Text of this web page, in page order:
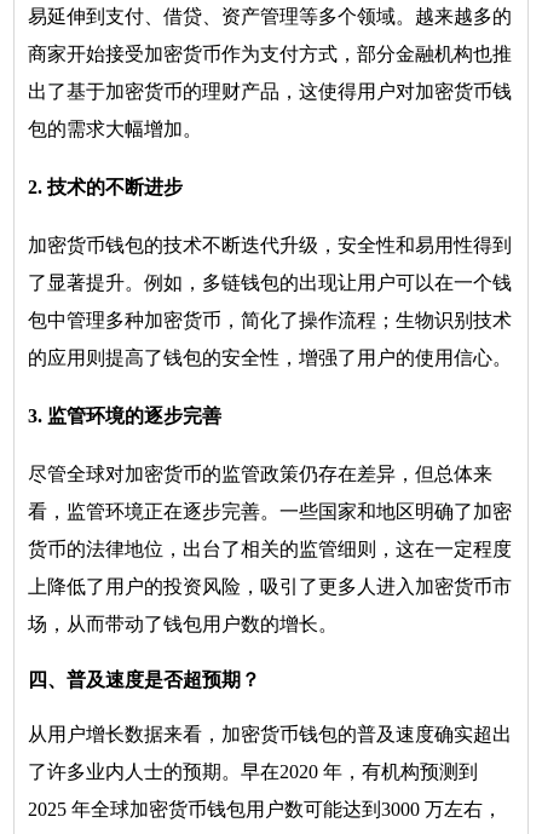
易延伸到支付、借贷、资产管理等多个领域。越来越多的
商家开始接受加密货币作为支付方式，部分金融机构也推
出了基于加密货币的理财产品，这使得用户对加密货币钱
包的需求大幅增加。
2. 技术的不断进步
加密货币钱包的技术不断迭代升级，安全性和易用性得到
了显著提升。例如，多链钱包的出现让用户可以在一个钱
包中管理多种加密货币，简化了操作流程；生物识别技术
的应用则提高了钱包的安全性，增强了用户的使用信心。
3. 监管环境的逐步完善
尽管全球对加密货币的监管政策仍存在差异，但总体来
看，监管环境正在逐步完善。一些国家和地区明确了加密
货币的法律地位，出台了相关的监管细则，这在一定程度
上降低了用户的投资风险，吸引了更多人进入加密货币市
场，从而带动了钱包用户数的增长。
四、普及速度是否超预期？
从用户增长数据来看，加密货币钱包的普及速度确实超出
了许多业内人士的预期。早在2020 年，有机构预测到
2025 年全球加密货币钱包用户数可能达到3000 万左右，